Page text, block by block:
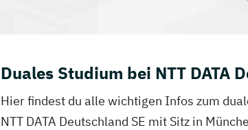
Duales Studium bei NTT DATA
Hier findest du alle wichtigen Infos zum
NTT DATA Deutschland SE mit Sitz in